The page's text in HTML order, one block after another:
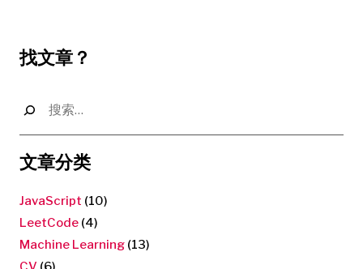
找文章？
索：
文章分类
JavaScript (10)
LeetCode (4)
Machine Learning (13)